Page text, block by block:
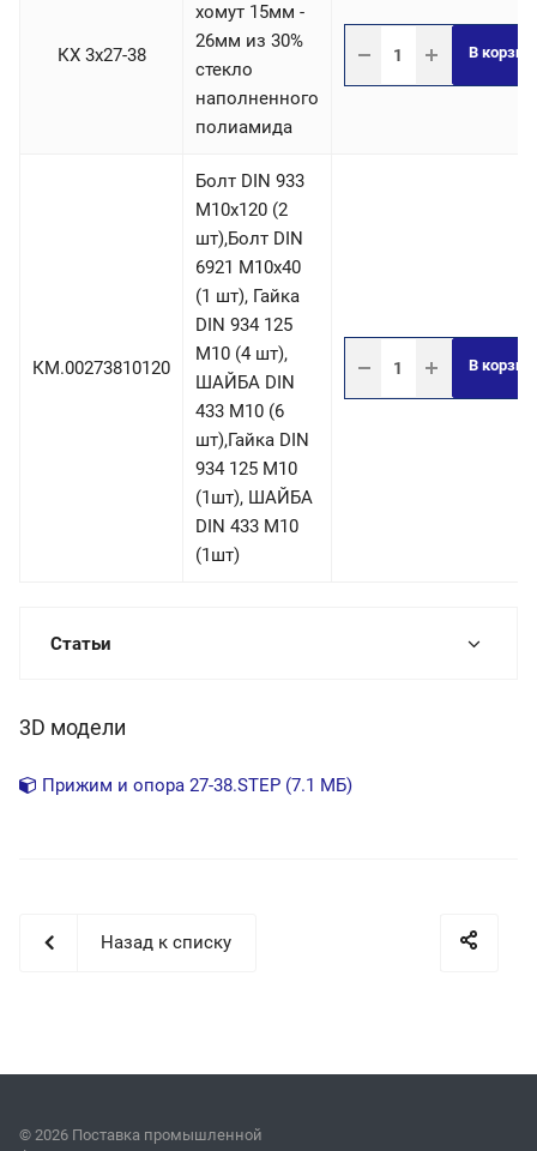
КХ 3х27-38
хомут 15мм -
26мм из 30%
стекло
наполненного
полиамида
В
КМ.00273810120
Болт DIN 933
М10х120 (2
шт),Болт DIN
6921 М10х40
(1 шт), Гайка
DIN 934 125
М10 (4 шт),
ШАЙБА DIN
433 М10 (6
шт),Гайка DIN
934 125 М10
(1шт), ШАЙБА
DIN 433 М10
(1шт)
В
Статьи
3D модели
Прижим и опора 27-38.STEP (7.1 МБ)
Назад к списку
© 2026 Поставка промышленной